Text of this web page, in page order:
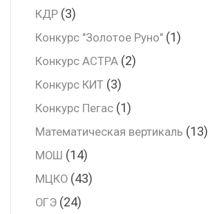
КДР (3)
Конкурс "Золотое Руно" (1)
Конкурс АСТРА (2)
Конкурс КИТ (3)
Конкурс Пегас (1)
Математическая вертикаль (13)
МОШ (14)
МЦКО (43)
ОГЭ (24)